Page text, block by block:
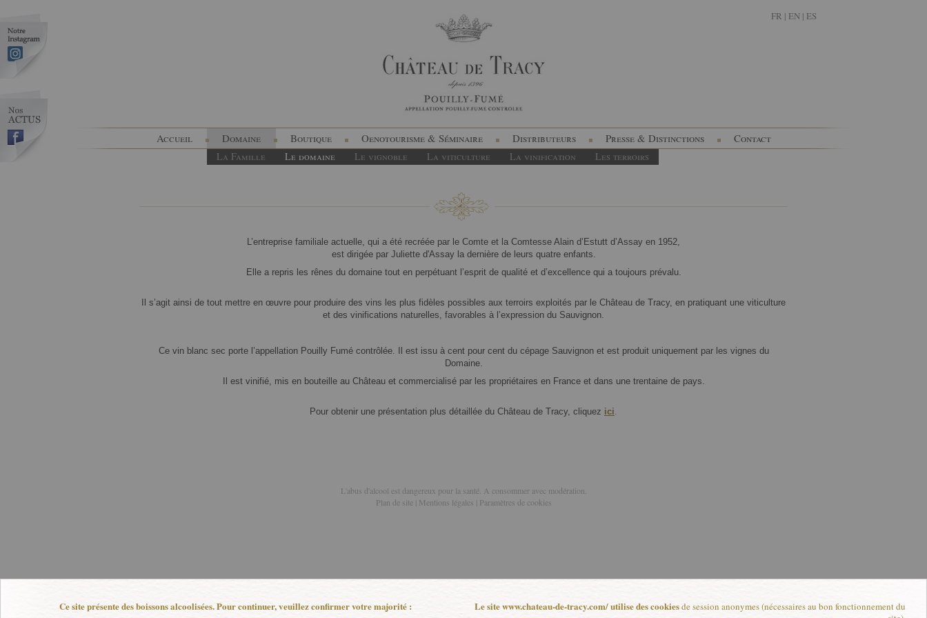
FR | EN | ES
Accueil Domaine
La Famille Le domaine Le vignoble La viticulture La vinification Les terroirs
Boutique Oenotourisme & Séminaire Distributeurs Presse & Distinctions Contact
L’entreprise familiale actuelle, qui a été recréée par le Comte et la Comtesse Alain d’Estutt d’Assay en 1952,
est dirigée par Juliette d'Assay la dernière de leurs quatre enfants.
Elle a repris les rênes du domaine tout en perpétuant l’esprit de qualité et d’excellence qui a toujours prévalu.
Il s’agit ainsi de tout mettre en œuvre pour produire des vins les plus fidèles possibles aux terroirs exploités par le Château de Tracy, en pratiquant une viticulture
et des vinifications naturelles, favorables à l’expression du Sauvignon.
Ce vin blanc sec porte l’appellation Pouilly Fumé contrôlée. Il est issu à cent pour cent du cépage Sauvignon et est produit uniquement par les vignes du
Domaine.
Il est vinifié, mis en bouteille au Château et commercialisé par les propriétaires en France et dans une trentaine de pays.
Pour obtenir une présentation plus détaillée du Château de Tracy, cliquez ici.
L'abus d'alcool est dangereux pour la santé. A consommer avec modération.
Plan de site| Mentions légales Paramètres de cookies
Ce site présente des boissons alcoolisées. Pour continuer, veuillez confirmer votre majorité : Le site www.chateau-de-tracy.com/ utilise des cookiesde session anonymes (nécessaires au bon fonctionnement du